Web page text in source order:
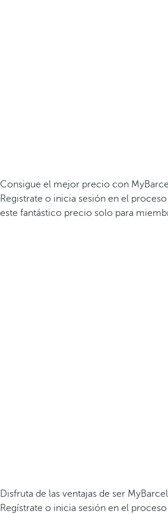
Consigue el mejor precio con
Registrate o inicia sesión en el
este fantástico precio solo para
Disfruta de las ventajas de ser
Regístrate o inicia sesión en el